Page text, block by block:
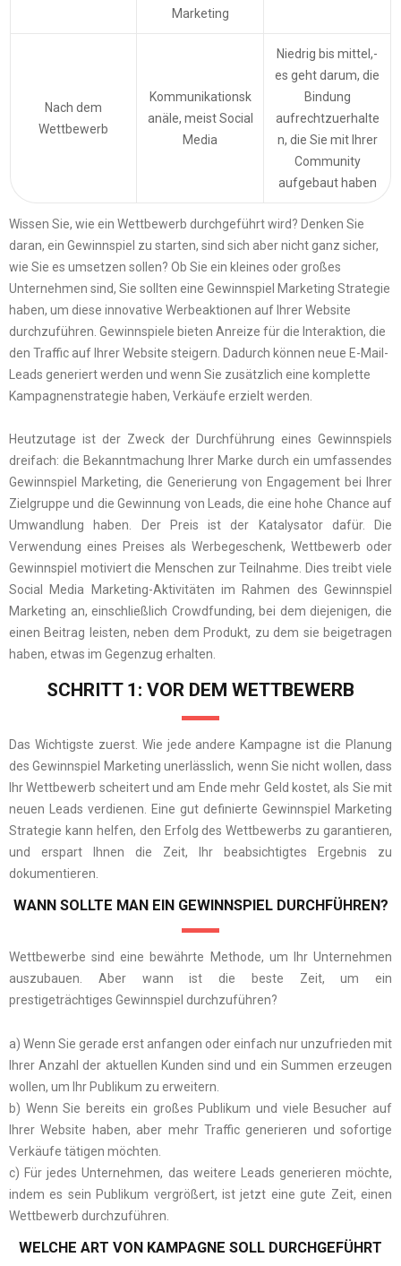
Marketing
Nach dem
Wettbewerb
Kommunikationsk
anäle, meist Social
Media
Niedrig bis mittel,-
es geht darum, die
Bindung
aufrechtzuerhalte
n, die Sie mit Ihrer
Community
aufgebaut haben
Wissen Sie, wie ein Wettbewerb durchgeführt wird? Denken Sie
daran, ein Gewinnspiel zu starten, sind sich aber nicht ganz sicher,
wie Sie es umsetzen sollen? Ob Sie ein kleines oder großes
Unternehmen sind, Sie sollten eine Gewinnspiel Marketing Strategie
haben, um diese innovative Werbeaktionen auf Ihrer Website
durchzuführen. Gewinnspiele bieten Anreize für die Interaktion, die
den Traffic auf Ihrer Website steigern. Dadurch können neue E-Mail-
Leads generiert werden und wenn Sie zusätzlich eine komplette
Kampagnenstrategie haben, Verkäufe erzielt werden
Heutzutage ist der Zweck der Durchführung eines Gewinnspiels
dreifach: die Bekanntmachung Ihrer Marke durch ein umfassendes
Gewinnspiel Marketing, die Generierung von Engagement bei Ihrer
Zielgruppe und die Gewinnung von Leads, die eine hohe Chance auf
Umwandlung haben. Der Preis ist der Katalysator dafür. Die
Verwendung eines Preises als Werbegeschenk, Wettbewerb oder
Gewinnspiel motiviert die Menschen zur Teilnahme. Dies treibt viele
Social Media Marketing-Aktivitäten im Rahmen des Gewinnspiel
Marketing an, einschließlich Crowdfunding, bei dem diejenigen, die
einen Beitrag leisten, neben dem Produkt, zu dem sie beigetragen
haben, etwas im Gegenzug erhalten.
SCHRITT 1: VOR DEM WETTBEWERB
Das Wichtigste zuerst. Wie jede andere Kampagne ist die Planung
des Gewinnspiel Marketing unerlässlich, wenn Sie nicht wollen, dass
Ihr Wettbewerb scheitert und am Ende mehr Geld kostet, als Sie mit
neuen Leads verdienen.
Eine gut definierte Gewinnspiel Marketing
Strategie kann helfen, den Erfolg des Wettbewerbs zu garantieren,
und erspart Ihnen die Zeit, Ihr beabsichtigtes Ergebnis zu
dokumentieren.
WANN SOLLTE MAN EIN GEWINNSPIEL DURCHFÜHREN?
Wettbewerbe sind eine bewährte Methode, um Ihr Unternehmen
auszubauen. Aber wann ist die beste Zeit, um ein
prestigeträchtiges Gewinnspiel durchzuführen?
a) Wenn Sie gerade erst anfangen oder einfach nur unzufrieden mit
Ihrer Anzahl der aktuellen Kunden sind und ein Summen erzeugen
wollen, um Ihr Publikum zu erweitern.
b) Wenn Sie bereits ein großes Publikum und viele Besucher auf
Ihrer Website haben, aber mehr Traffic generieren und sofortige
Verkäufe tätigen möchten.
c) Für jedes Unternehmen, das weitere Leads generieren möchte,
indem es sein Publikum vergrößert, ist jetzt eine gute Zeit, einen
Wettbewerb durchzuführen.
WELCHE ART VON KAMPAGNE SOLL DURCHGEFÜHRT